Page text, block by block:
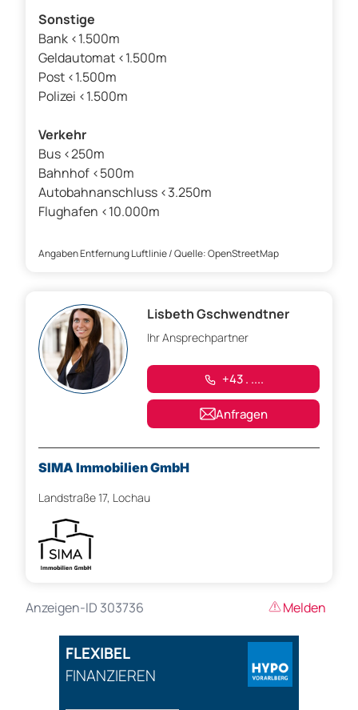
Sonstige
Bank <1.500m
Geldautomat <1.500m
Post <1.500m
Polizei <1.500m
Verkehr
Bus <250m
Bahnhof <500m
Autobahnanschluss <3.250m
Flughafen <10.000m
Angaben Entfernung Luftlinie / Quelle: OpenStreetMap
Lisbeth Gschwendtner
Ihr Ansprechpartner
+43 . ....
Anfragen
SIMA Immobilien GmbH
Landstraße 17, Lochau
Anzeigen-ID 303736 Melden
FLEXIBEL
FINANZIEREN